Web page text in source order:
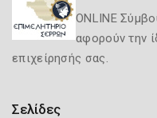
ONLINE
αφορούν την
επιχείρησής σας.
Σελίδες